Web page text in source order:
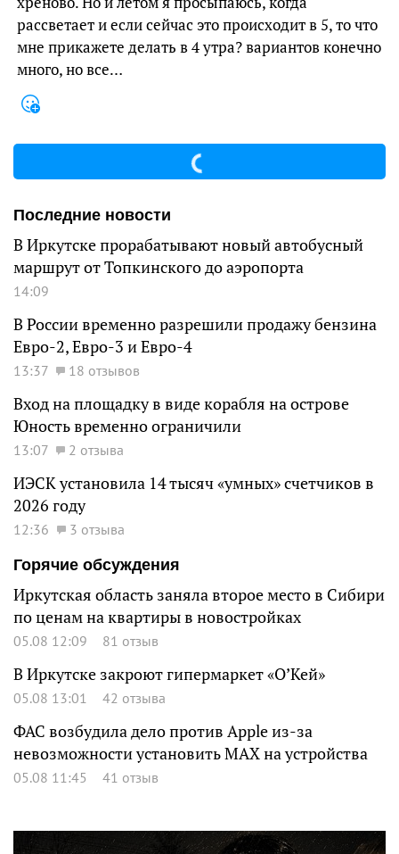
рассветает и если сейчас это происходит в 5, то что
мне прикажете делать в 4 утра? вариантов конечно
много, но все…
Последние новости
В Иркутске прорабатывают новый автобусный
маршрут от Топкинского до аэропорта
14:09
В России временно разрешили продажу бензина
Евро-2, Евро-3 и Евро-4
13:37 18 отзывов
Вход на площадку в виде корабля на острове
Юность временно ограничили
13:07 2 отзыва
ИЭСК установила 14 тысяч «умных» счетчиков в
2026 году
12:36
3 отзыва
Горячие обсуждения
Иркутская область заняла второе место в Сибири
по ценам на квартиры в новостройках
05.08 12:09 81 отзыв
В Иркутске закроют гипермаркет «О’Кей»
05.08 13:01 42 отзыва
ФАС возбудила дело против Apple из-за
невозможности установить MAX на устройства
05.08 11:45 41 отзыв